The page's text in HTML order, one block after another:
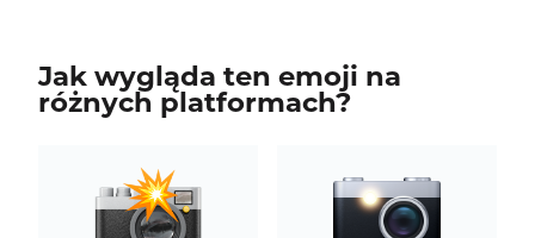
Jak wygląda ten emoji na
różnych platformach?